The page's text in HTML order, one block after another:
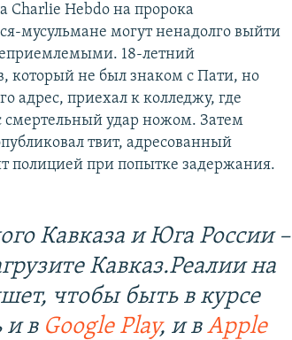
Charlie Hebdo на пророка
мусульмане могут ненадолго выйти
18-летний
который не был знаком с Пати, но
адрес, приехал к колледжу, где
смертельный удар ножом. Затем
твит, адресованный
полицией при попытке задержания.
Кавказа и Юга России –
Кавказ.Реалии на
чтобы быть в курсе
и в Google Play, и вApple